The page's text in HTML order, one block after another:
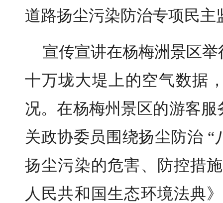
道路扬尘污染防治专项民
宣传宣讲在杨梅洲景区
十万垅大堤上的空气数据
况。在杨梅州景区的游客
关政协委员围绕扬尘防治 “
扬尘污染的危害、防控措
人民共和国生态环境法典